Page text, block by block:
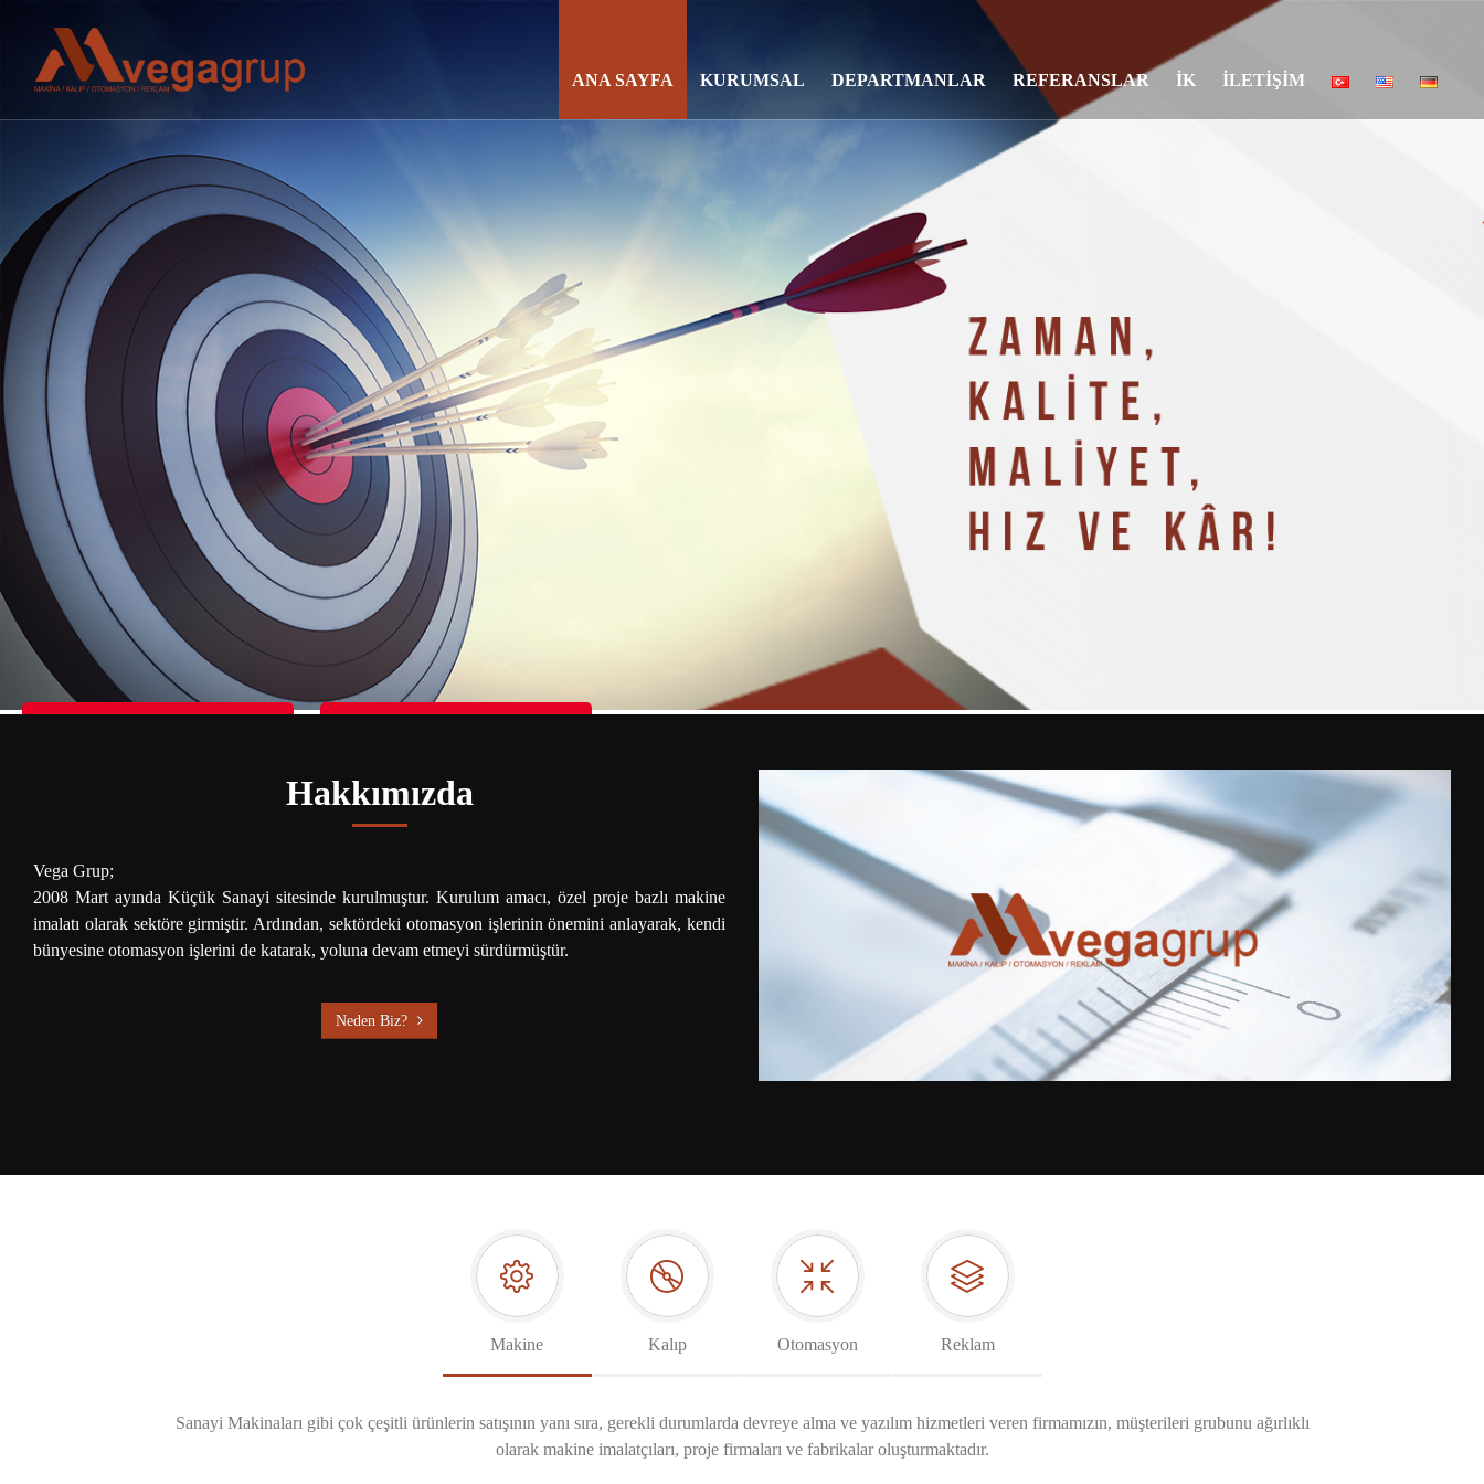
ANA SAYFA KURUMSAL DEPARTMANLAR REFERANSLAR İK İLETİŞİM
Hakkımızda
Vega Grup;
2008 Mart ayında Küçük Sanayi sitesinde kurulmuştur. Kurulum amacı, özel proje bazlı makine
imalatı olarak sektöre girmiştir. Ardından, sektördeki otomasyon işlerinin önemini anlayarak, kendi
bünyesine otomasyon işlerini de katarak, yoluna devam etmeyi sürdürmüştür.
Neden Biz?
Makine Kalıp Otomasyon Reklam
Sanayi Makinaları gibi çok çeşitli ürünlerin satışının yanı sıra, gerekli durumlarda devreye alma ve yazılım hizmetleri veren firmamızın, müşterileri grubunu ağırlıklı
olarak makine imalatçıları, proje firmaları ve fabrikalar oluşturmaktadır.